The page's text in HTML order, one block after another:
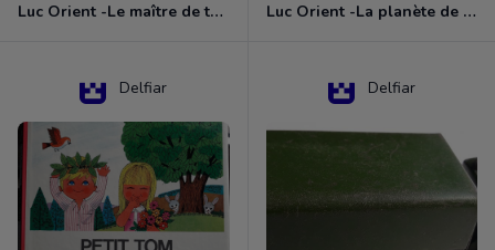
Luc Orient -Le maître de terango Luc Orient -La planète de l'angoisse
Delfiar Delfiar